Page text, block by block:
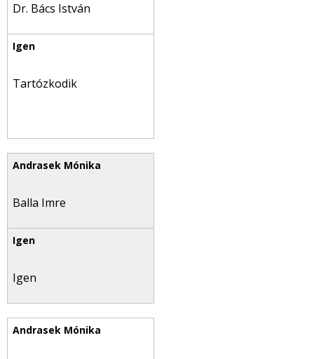
Dr. Bács István
Tartózkodik
Balla Imre
Igen